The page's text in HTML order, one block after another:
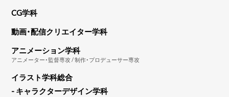
CG学科
動画・配信クリエイター学科
アニメーション学科
アニメーター・監督専攻 / 制作・プロデューサー専攻
イラスト学科総合
- キャラクターデザイン学科